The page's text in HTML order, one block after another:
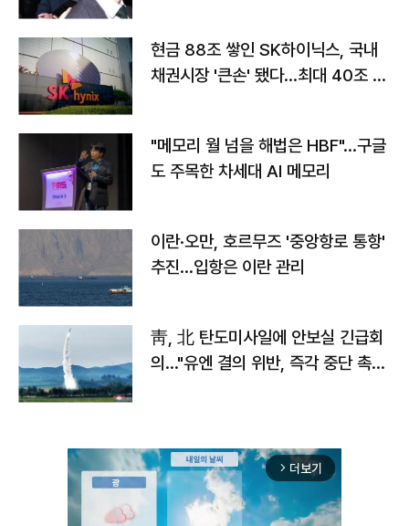
현금 88조 쌓인 SK하이닉스, 국내
채권시장 '큰손' 됐다…최대 40조 투
"메모리 월 넘을 해법은 HBF"…구글
도 주목한 차세대 AI 메모리
이란·오만, 호르무즈 '중앙항로 통항'
추진…입항은 이란 관리
靑, 北 탄도미사일에 안보실 긴급회
의…"유엔 결의 위반, 즉각 중단 촉
arrow_forward_ios 더보기